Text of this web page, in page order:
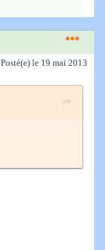
Posté(e) le 19 mai 2013